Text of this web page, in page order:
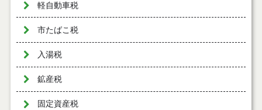
軽自動車税
市たばこ税
入湯税
鉱産税
固定資産税